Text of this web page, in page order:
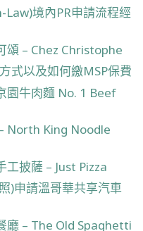
境內PR申請流程經
頌 – Chez Christophe
式以及如何繳MSP保費
園牛肉麵 No. 1 Beef
North King Noodle
披薩 – Just Pizza
)申請溫哥華共享汽車
廳 – The Old Spaghetti